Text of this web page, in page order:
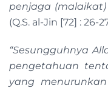
penjaga
(Q.S. al-Jin [72] : 26-
“Sesungguhnya
pengetahuan
yang